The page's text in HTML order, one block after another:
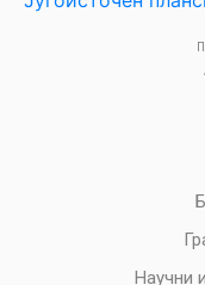
Научни